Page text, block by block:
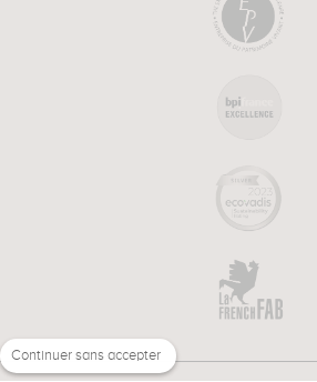
Continuer sans accepter